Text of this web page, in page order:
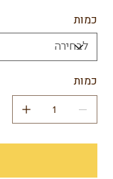
כמות
כמות